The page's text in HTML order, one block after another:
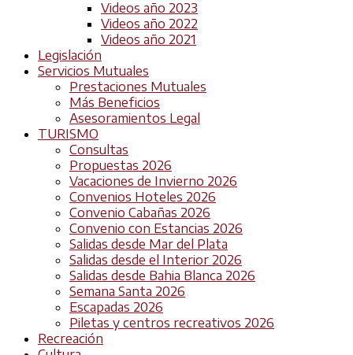
Videos año 2023
Videos año 2022
Videos año 2021
Legislación
Servicios Mutuales
Prestaciones Mutuales
Más Beneficios
Asesoramientos Legal
TURISMO
Consultas
Propuestas 2026
Vacaciones de Invierno 2026
Convenios Hoteles 2026
Convenio Cabañas 2026
Convenio con Estancias 2026
Salidas desde Mar del Plata
Salidas desde el Interior 2026
Salidas desde Bahia Blanca 2026
Semana Santa 2026
Escapadas 2026
Piletas y centros recreativos 2026
Recreación